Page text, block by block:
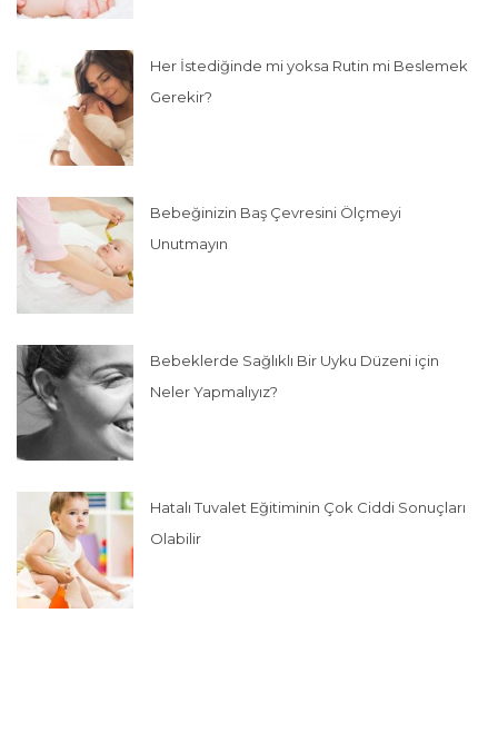
Her İstediğinde mi yoksa Rutin mi Beslemek
Gerekir?
Bebeğinizin Baş Çevresini Ölçmeyi
Unutmayın
Bebeklerde Sağlıklı Bir Uyku Düzeni için
Neler Yapmalıyız?
Hatalı Tuvalet Eğitiminin Çok Ciddi Sonuçları
Olabilir